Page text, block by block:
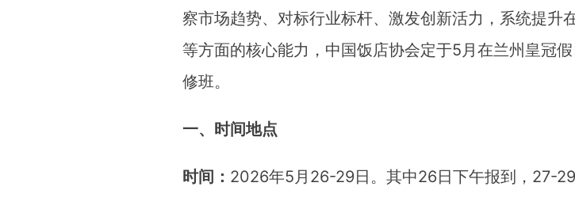
察市场趋势、对标行业标杆、激发创新活力，系统提升
等方面的核心能力，中国饭店协会定于5月在兰州皇冠
修班。
一、时间地点
时间： 2026年5月26-29日。其中26日下午报到，27-